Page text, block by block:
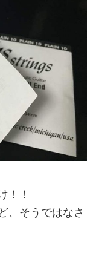
！！
、そうではなさ